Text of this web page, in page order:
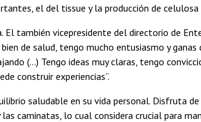
el del tissue y la producción de celulosa
El también vicepresidente del directorio de
de salud, tengo mucho entusiasmo y ganas
(...) Tengo ideas muy claras, tengo
construir experiencias”.
saludable en su vida personal. Disfruta
caminatas, lo cual considera crucial para